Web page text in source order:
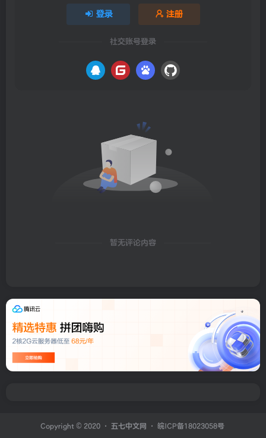
登录 注册
社交账号登录
暂无评论内容
Copyright © 2020 · 五七中文网 · 皖ICP备18023058号